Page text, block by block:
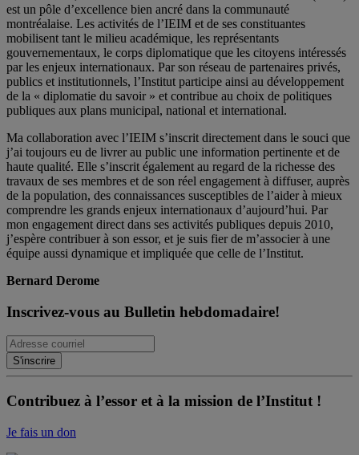
est un pôle d’excellence bien ancré dans la communauté
montréalaise. Les activités de l’IEIM et de ses constituantes
mobilisent tant le milieu académique, les représentants
gouvernementaux, le corps diplomatique que les citoyens intéressés
par les enjeux internationaux. Par son réseau de partenaires privés,
publics et institutionnels, l’Institut participe ainsi au développement
de la « diplomatie du savoir » et contribue au choix de politiques
publiques aux plans municipal, national et international.
Ma collaboration avec l’IEIM s’inscrit directement dans le souci que
j’ai toujours eu de livrer au public une information pertinente et de
haute qualité. Elle s’inscrit également au regard de la richesse des
travaux de ses membres et de son réel engagement à diffuser, auprès
de la population, des connaissances susceptibles de l’aider à mieux
comprendre les grands enjeux internationaux d’aujourd’hui. Par
mon engagement direct dans ses activités publiques depuis 2010,
j’espère contribuer à son essor, et je suis fier de m’associer à une
équipe aussi dynamique et impliquée que celle de l’Institut.
Bernard Derome
Inscrivez-vous au Bulletin hebdomadaire!
Contribuez à l’essor et à la mission de l’Institut !
Je fais un don